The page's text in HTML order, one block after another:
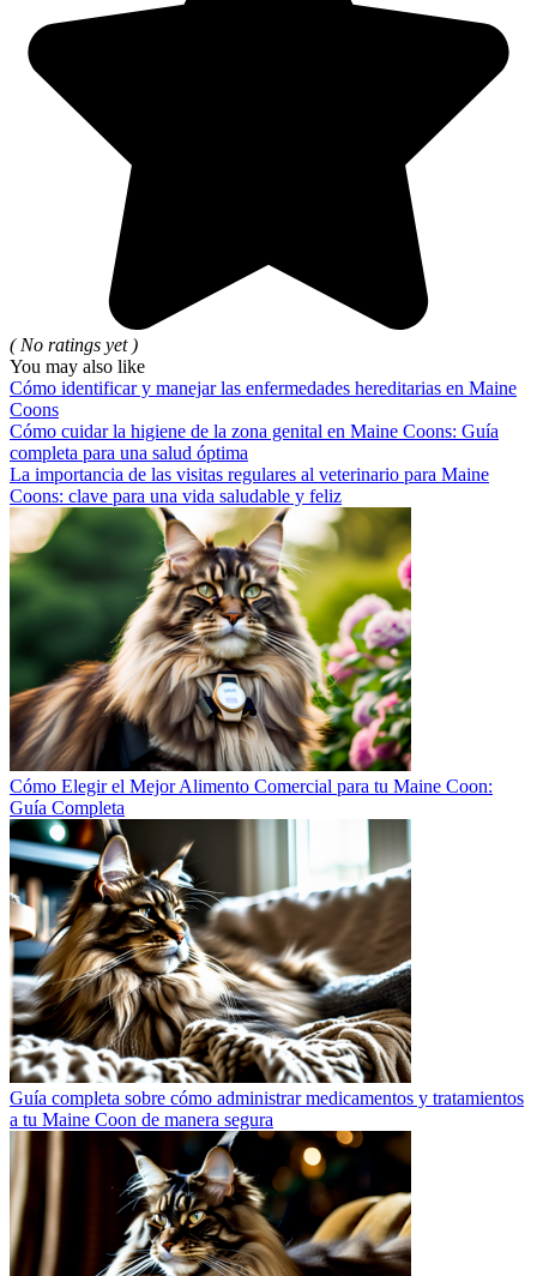
( No ratings yet )
You may also like
Cómo identificar y manejar las enfermedades hereditarias en Maine
Coons
Cómo cuidar la higiene de la zona genital en Maine Coons: Guía
completa para una salud óptima
La importancia de las visitas regulares al veterinario para Maine
Coons: clave para una vida saludable y feliz
Cómo Elegir el Mejor Alimento Comercial para tu Maine Coon:
Guía Completa
Guía completa sobre cómo administrar medicamentos y tratamientos
a tu Maine Coon de manera segura